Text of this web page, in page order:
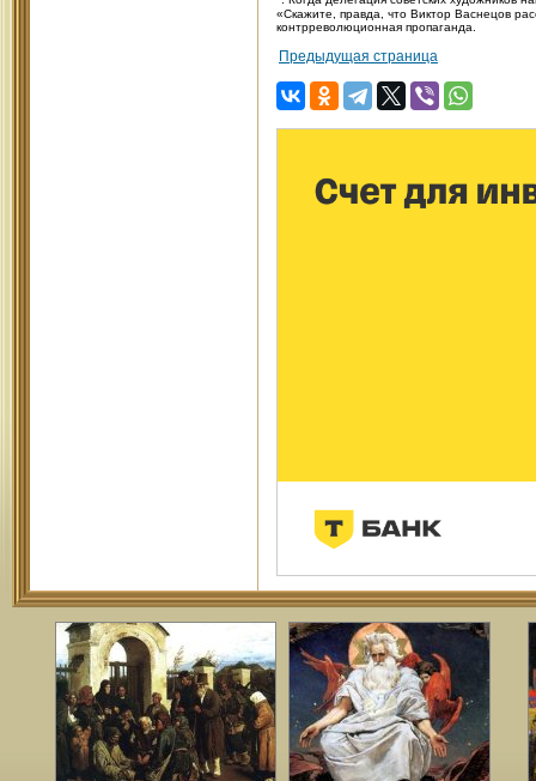
«Скажите, правда, что Виктор Васнецов
контрреволюционная пропаганда.
Предыдущая страница